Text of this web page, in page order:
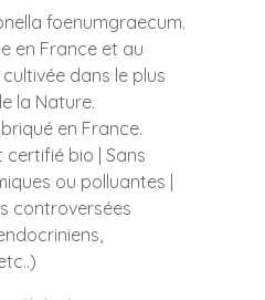
foenumgraecum.
en France et au
dans le plus
la Nature.
en France.
certifié bio | Sans
ou polluantes |
controversées